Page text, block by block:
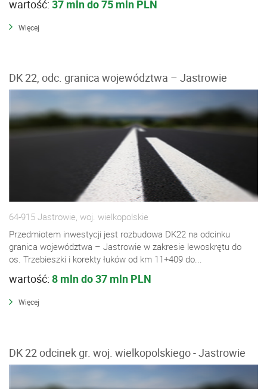
wartość: 37 mln do 75 mln PLN
Więcej
DK 22, odc. granica województwa – Jastrowie
64-915 Jastrowie, woj. wielkopolskie
Przedmiotem inwestycji jest rozbudowa DK22 na odcinku
granica województwa – Jastrowie w zakresie lewoskrętu do
os. Trzebieszki i korekty łuków od km 11+409 do...
wartość: 8 mln do 37 mln PLN
Więcej
DK 22 odcinek gr. woj. wielkopolskiego - Jastrowie